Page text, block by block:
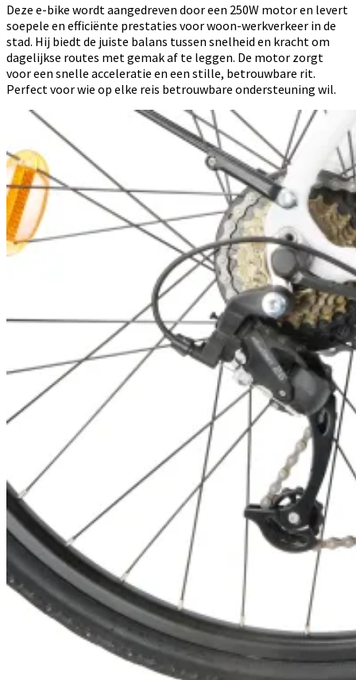
Deze e-bike wordt aangedreven door een 250W motor en levert
soepele en efficiënte prestaties voor woon-werkverkeer in de
stad. Hij biedt de juiste balans tussen snelheid en kracht om
dagelijkse routes met gemak af te leggen. De motor zorgt
voor een snelle acceleratie en een stille, betrouwbare rit.
Perfect voor wie op elke reis betrouwbare ondersteuning wil.